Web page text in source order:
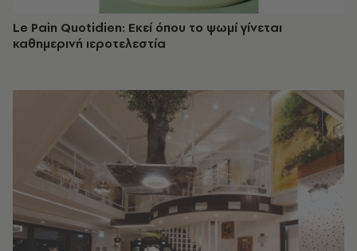
Le Pain Quotidien: Εκεί όπου το ψωμί γίνεται
καθημερινή ιεροτελεστία